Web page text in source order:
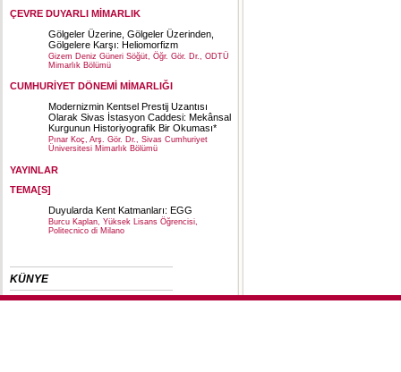
ÇEVRE DUYARLI MİMARLIK
Gölgeler Üzerine, Gölgeler Üzerinden,
Gölgelere Karşı: Heliomorfizm
Gizem Deniz Güneri Söğüt, Öğr. Gör. Dr., ODTÜ
Mimarlık Bölümü
CUMHURİYET DÖNEMİ MİMARLIĞI
Modernizmin Kentsel Prestij Uzantısı
Olarak Sivas İstasyon Caddesi: Mekânsal
Kurgunun Historiyografik Bir Okuması*
Pınar Koç, Arş. Gör. Dr., Sivas Cumhuriyet
Üniversitesi Mimarlık Bölümü
YAYINLAR
TEMA[S]
Duyularda Kent Katmanları: EGG
Burcu Kaplan, Yüksek Lisans Öğrencisi,
Politecnico di Milano
KÜNYE